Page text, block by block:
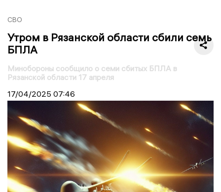
СВО
Утром в Рязанской области сбили семь
БПЛА
Минобороны сообщило о семи сбитых БПЛА в
Рязанской области 17 апреля
17/04/2025 07:46